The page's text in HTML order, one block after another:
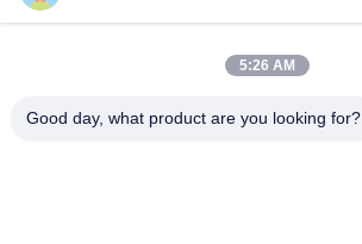
A Propos De Nous
Contrôle De La Qualité
5:26 AM
Good day, what product are you looking for?